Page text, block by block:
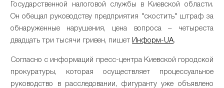
Государственной налоговой службы в Киевской области.
Он обещал руководству предприятия "скостить" штраф за
обнаруженные нарушения, цена вопроса – четыреста
двадцать три тысячи гривен, пишет Информ-UA.
Согласно с информаций пресс-центра Киевской городской
прокуратуры, которая осуществляет процессуальное
руководство в расследовании, фигуранту уже объявлено